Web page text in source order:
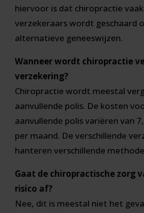
hiervoor is dat chiropractie
verzekeraars wordt geschaard
alternatieve geneeswijzen.
Wanneer wordt chiropractie
verzekering?
Chiropractie wordt meestal
aanvullende polis. De kosten
aanvullende polis variëren van
per maand. De verschillende
hanteren verschillende
Gaat de chiropractische zorg
risico af?
Nee, dit is meestal niet het